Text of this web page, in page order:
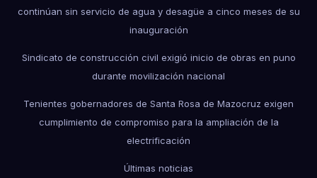
continúan sin servicio de agua y desagüe a cinco meses de su
inauguración
Sindicato de construcción civil exigió inicio de obras en puno
durante movilización nacional
Tenientes gobernadores de Santa Rosa de Mazocruz exigen
cumplimiento de compromiso para la ampliación de la
electrificación
Últimas noticias